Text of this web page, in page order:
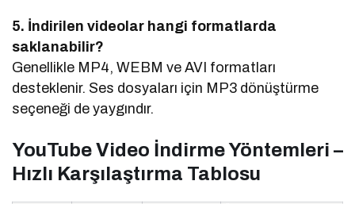
5. İndirilen videolar hangi formatlarda
saklanabilir?
Genellikle MP4, WEBM ve AVI formatları
desteklenir. Ses dosyaları için MP3 dönüştürme
seçeneği de yaygındır.
YouTube Video İndirme Yöntemleri –
Hızlı Karşılaştırma Tablosu